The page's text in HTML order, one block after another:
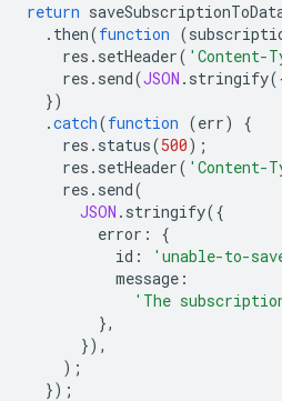
return
. then(function (
res . setHeader( 'Content-
res . send(JSON . stringify
})
.catch(function (err)
{
res . status(500);
res . setHeader( 'Content-
res . send(
JSON . stringify({
error :
{
id : 'unable-to-
message :
'The
},
}),
);
});